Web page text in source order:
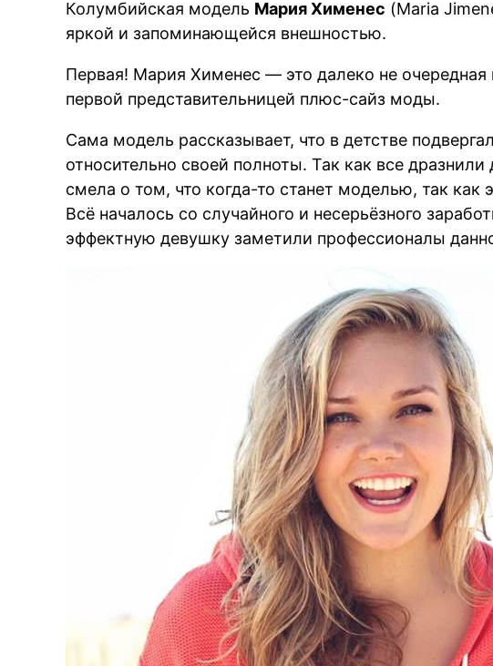
Колумбийская модель Мария Хименес (Maria
яркой и запоминающейся внешностью.
Первая! Мария Хименес — это далеко не
первой представительницей плюс-сайз моды.
Сама модель рассказывает, что в детстве
относительно своей полноты. Так как все
смела о том, что когда-то станет моделью, так как
Всё началось со случайного и несерьёзного
эффектную девушку заметили профессионалы